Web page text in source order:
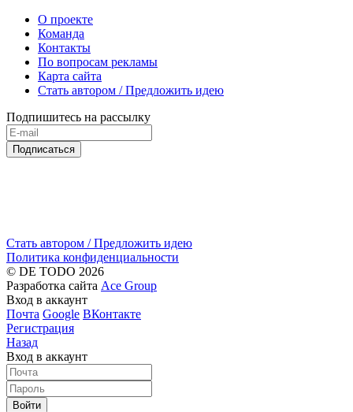
О проекте
Команда
Контакты
По вопросам рекламы
Карта сайта
Стать автором / Предложить идею
Подпишитесь на рассылку
Подписаться
Стать автором / Предложить идею
Политика конфиденциальности
© DE TODO 2026
Разработка сайта Ace Group
Вход в аккаунт
Почта Google ВКонтакте
Регистрация
Назад
Вход в аккаунт
Войти